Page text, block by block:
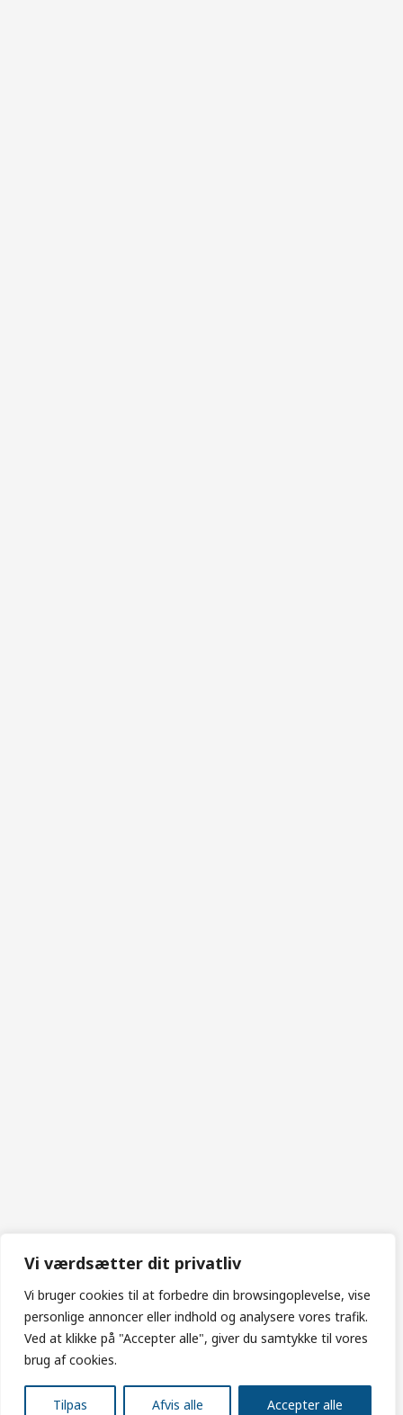
Vi værdsætter dit privatliv
Vi bruger cookies til at forbedre din browsingoplevelse, vise
personlige annoncer eller indhold og analysere vores trafik.
Ved at klikke på "Accepter alle", giver du samtykke til vores
brug af cookies.
Tilpas Afvis alle Accepter alle